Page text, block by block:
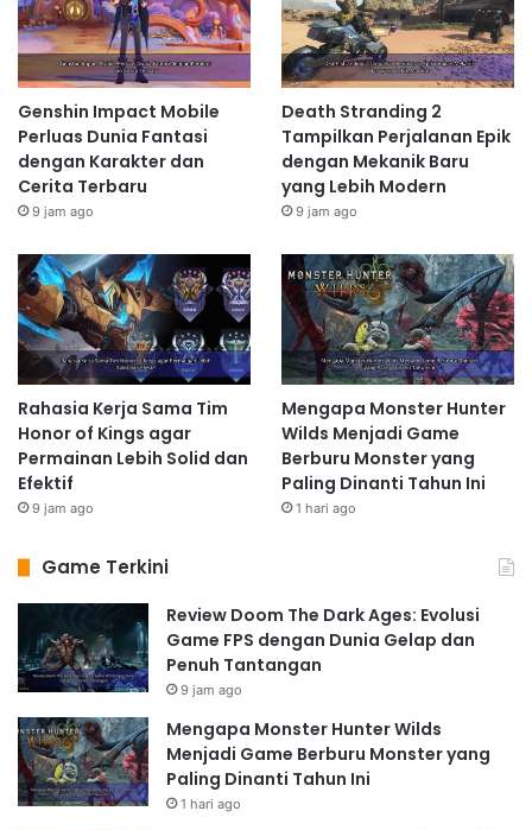
Genshin Impact Mobile
Perluas Dunia Fantasi
dengan Karakter dan
Cerita Terbaru
9 jam ago
Death Stranding 2
Tampilkan Perjalanan Epik
dengan Mekanik Baru
yang Lebih Modern
9 jam ago
Rahasia Kerja Sama Tim
Honor of Kings agar
Permainan Lebih Solid dan
Efektif
9 jam ago
Mengapa Monster Hunter
Wilds Menjadi Game
Berburu Monster yang
Paling Dinanti Tahun Ini
1 hari ago
Game Terkini
Review Doom The Dark Ages: Evolusi
Game FPS dengan Dunia Gelap dan
Penuh Tantangan
9 jam ago
Mengapa Monster Hunter Wilds
Menjadi Game Berburu Monster yang
Paling Dinanti Tahun Ini
1 hari ago